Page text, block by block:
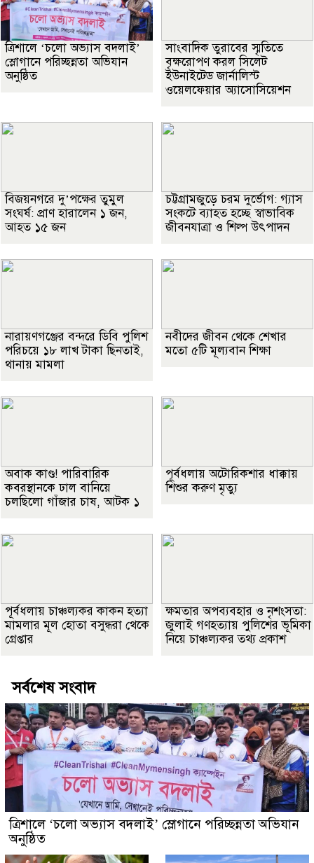
‎ত্রিশালে ‘চলো অভ্যাস বদলাই’
স্লোগানে পরিচ্ছন্নতা অভিযান
অনুষ্ঠিত
সাংবাদিক তুরাবের স্মৃতিতে
বৃক্ষরোপণ করল সিলেট
ইউনাইটেড জার্নালিস্ট
ওয়েলফেয়ার অ্যাসোসিয়েশন
বিজয়নগরে দু’পক্ষের তুমুল
সংঘর্ষ: প্রাণ হারালেন ১ জন,
আহত ১৫ জন
চট্টগ্রামজুড়ে চরম দুর্ভোগ: গ্যাস
সংকটে ব্যাহত হচ্ছে স্বাভাবিক
জীবনযাত্রা ও শিল্প উৎপাদন
নারায়ণগঞ্জের বন্দরে ডিবি পুলিশ
পরিচয়ে ১৮ লাখ টাকা ছিনতাই,
থানায় মামলা
নবীদের জীবন থেকে শেখার
মতো ৫টি মূল্যবান শিক্ষা
অবাক কাণ্ড! পারিবারিক
কবরস্থানকে ঢাল বানিয়ে
চলছিলো গাঁজার চাষ, আটক ১
পূর্বধলায় অটোরিকশার ধাক্কায়
শিশুর করুণ মৃত্যু
পূর্বধলায় চাঞ্চল্যকর কাকন হত্যা
মামলার মূল হোতা বসুন্ধরা থেকে
গ্রেপ্তার
ক্ষমতার অপব্যবহার ও নৃশংসতা:
জুলাই গণহত্যায় পুলিশের ভূমিকা
নিয়ে চাঞ্চল্যকর তথ্য প্রকাশ
সর্বশেষ সংবাদ
‎ত্রিশালে ‘চলো অভ্যাস বদলাই’ স্লোগানে পরিচ্ছন্নতা অভিযান
অনুষ্ঠিত